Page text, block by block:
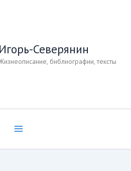
Игорь-Северянин
библиографии, тексты